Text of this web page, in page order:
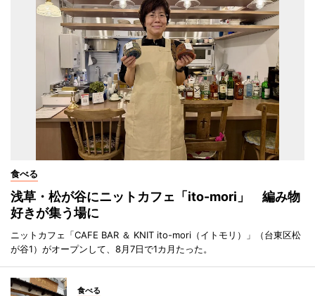
食べる
浅草・松が谷にニットカフェ「ito-mori」 編み物
好きが集う場に
ニットカフェ「CAFE BAR ＆ KNIT ito-mori（イトモリ）」（台東区松
が谷1）がオープンして、8月7日で1カ月たった。
食べる